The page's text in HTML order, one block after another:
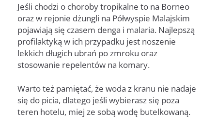
Jeśli chodzi o choroby tropikalne to na Borneo
oraz w rejonie dżungli na Półwyspie Malajskim
pojawiają się czasem denga i malaria. Najlepszą
profilaktyką w ich przypadku jest noszenie
lekkich długich ubrań po zmroku oraz
stosowanie repelentów na komary.
Warto też pamiętać, że woda z kranu nie nadaje
się do picia, dlatego jeśli wybierasz się poza
teren hotelu, miej ze sobą wodę butelkowaną.